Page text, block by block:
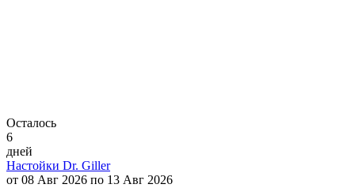
Осталось
6
дней
Настойки Dr. Giller
от 08 Авг 2026 по 13 Авг 2026